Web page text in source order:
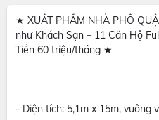
★ XUẤT PHẨM NHÀ PHỐ
như Khách Sạn – 11 Căn Hộ
Tiền 60 triệu/tháng ★​
- Diện tích: 5,1m x 15m, vuông